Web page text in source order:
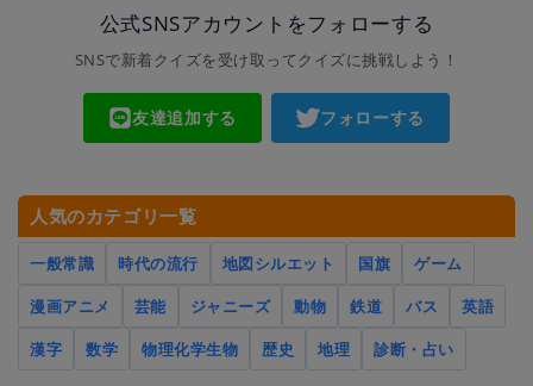
公式SNSアカウントをフォローする
SNSで新着クイズを受け取ってクイズに挑戦しよう！
友達追加する フォローする
人気のカテゴリ一覧
一般常識 時代の流行 地図シルエット 国旗
ゲーム
漫画アニメ
芸能 ジャニーズ 動物 鉄道 バス
英語
漢字
数学 物理化学生物 歴史 地理 診断・占い